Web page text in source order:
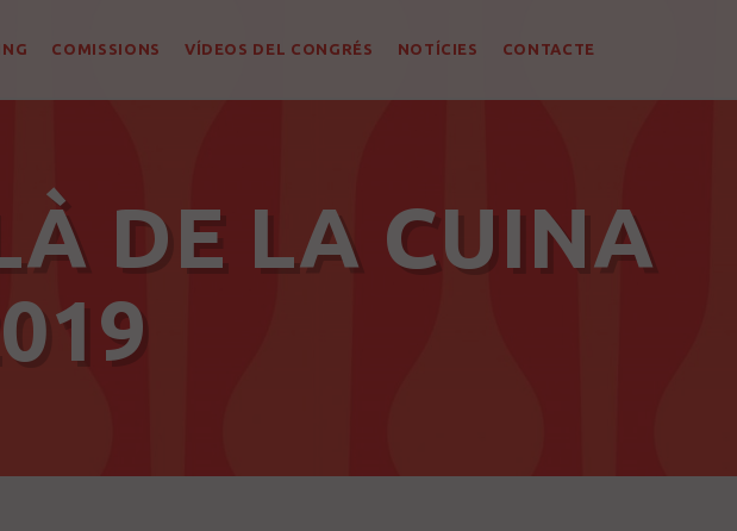
COMISSIONS VÍDEOS DEL CONGRÉS NOTÍCIES CONTACTE
DE LA CUINA